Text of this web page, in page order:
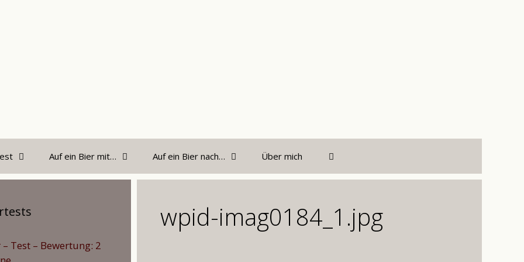
Auf ein Bier mit… Auf ein Bier nach… Über mich
wpid-imag0184_1.jpg
– Test – Bewertung: 2